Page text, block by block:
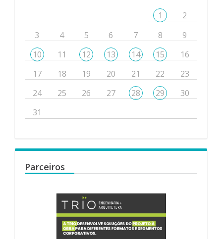
1
2
3
4 5 6 7 8
9
10
11 12 13 14 15
16
17
18 19 20 21 22
23
24
25 26 27 28 29
30
31
Parceiros